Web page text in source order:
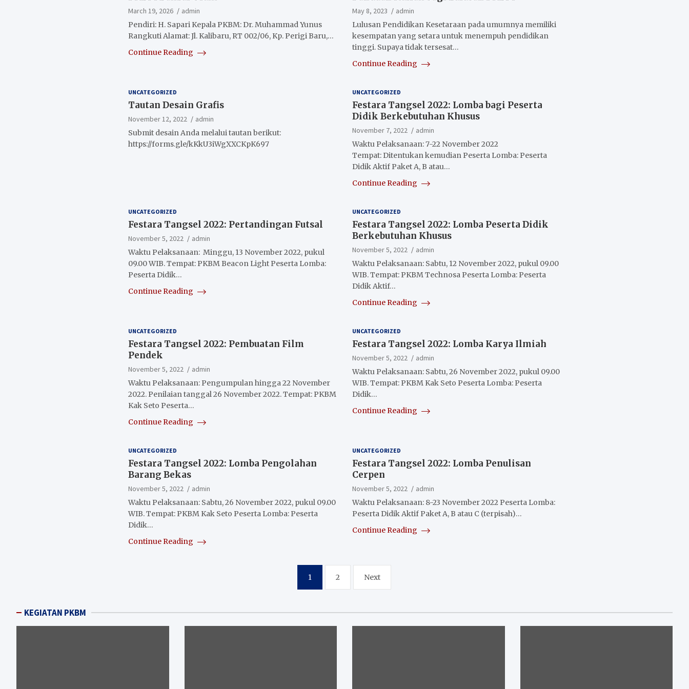
March 19, 2026
admin
Pendiri: H. Sapari Kepala PKBM: Dr. Muhammad Yunus
Rangkuti Alamat: Jl. Kalibaru, RT 002/06, Kp. Perigi Baru,…
Continue Reading
May 8, 2023
admin
Lulusan Pendidikan Kesetaraan pada umumnya memiliki
kesempatan yang setara untuk menempuh pendidikan
tinggi. Supaya tidak tersesat…
Continue Reading
UNCATEGORIZED
Tautan Desain Grafis
November 12, 2022
admin
Submit desain Anda melalui tautan berikut:
https://forms.gle/kKkU3iWgXXCKpK697
UNCATEGORIZED
Festara Tangsel 2022: Lomba bagi Peserta
Didik Berkebutuhan Khusus
November 7, 2022
admin
Waktu Pelaksanaan: 7-22 November 2022
Tempat: Ditentukan kemudian Peserta Lomba: Peserta
Didik Aktif Paket A, B atau…
Continue Reading
UNCATEGORIZED
Festara Tangsel 2022: Pertandingan Futsal
November 5, 2022
admin
Waktu Pelaksanaan: Minggu, 13 November 2022, pukul
09.00 WIB. Tempat: PKBM Beacon Light Peserta Lomba:
Peserta Didik…
Continue Reading
UNCATEGORIZED
Festara Tangsel 2022: Lomba Peserta Didik
Berkebutuhan Khusus
November 5, 2022
admin
Waktu Pelaksanaan: Sabtu, 12 November 2022, pukul 09.00
WIB. Tempat: PKBM Technosa Peserta Lomba: Peserta
Didik Aktif…
Continue Reading
UNCATEGORIZED
Festara Tangsel 2022: Pembuatan Film
Pendek
November 5, 2022
admin
Waktu Pelaksanaan: Pengumpulan hingga 22 November
2022. Penilaian tanggal 26 November 2022. Tempat: PKBM
Kak Seto Peserta…
Continue Reading
UNCATEGORIZED
Festara Tangsel 2022: Lomba Karya Ilmiah
November 5, 2022
admin
Waktu Pelaksanaan: Sabtu, 26 November 2022, pukul 09.00
WIB. Tempat: PKBM Kak Seto Peserta Lomba: Peserta
Didik…
Continue Reading
UNCATEGORIZED
Festara Tangsel 2022: Lomba Pengolahan
Barang Bekas
November 5, 2022
admin
Waktu Pelaksanaan: Sabtu, 26 November 2022, pukul 09.00
WIB. Tempat: PKBM Kak Seto Peserta Lomba: Peserta
Didik…
Continue Reading
UNCATEGORIZED
Festara Tangsel 2022: Lomba Penulisan
Cerpen
November 5, 2022
admin
Waktu Pelaksanaan: 8-23 November 2022 Peserta Lomba:
Peserta Didik Aktif Paket A, B atau C (terpisah)…
Continue Reading
1 2 Next
KEGIATAN PKBM